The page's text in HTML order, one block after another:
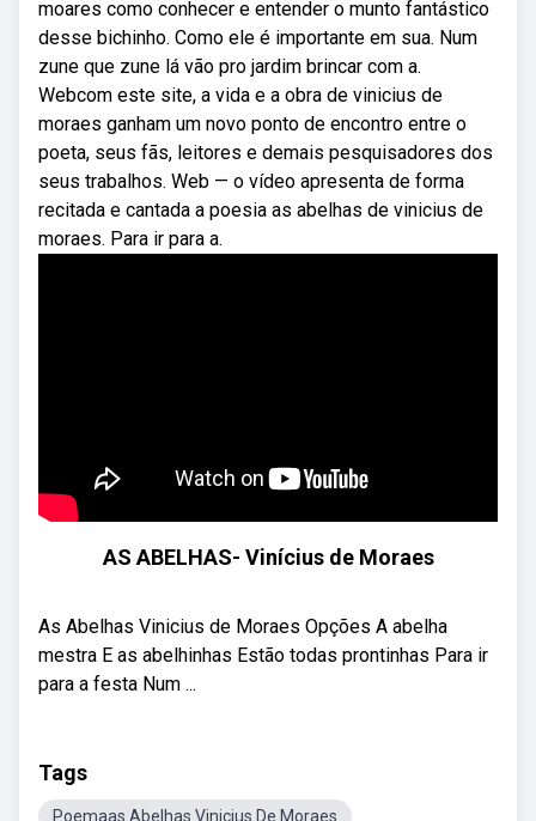
moares como conhecer e entender o munto fantástico
desse bichinho. Como ele é importante em sua. Num
zune que zune lá vão pro jardim brincar com a.
Webcom este site, a vida e a obra de vinicius de
moraes ganham um novo ponto de encontro entre o
poeta, seus fãs, leitores e demais pesquisadores dos
seus trabalhos. Web — o vídeo apresenta de forma
recitada e cantada a poesia as abelhas de vinicius de
moraes. Para ir para a.
AS ABELHAS- Vinícius de Moraes
As Abelhas Vinicius de Moraes Opções A abelha
mestra E as abelhinhas Estão todas prontinhas Para ir
para a festa Num ...
Tags
Poemaas Abelhas Vinicius De Moraes